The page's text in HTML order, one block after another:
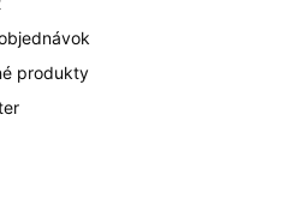
produkty